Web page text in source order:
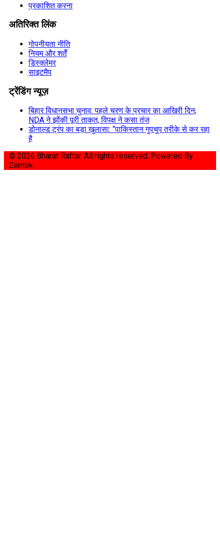
प्रकाशित करना
अतिरिक्त लिंक
गोपनीयता नीति
नियम और शर्तें
डिस्क्लेमर
साइटमैप
ट्रेंडिंग न्यूज़
बिहार विधानसभा चुनाव: पहले चरण के प्रचार का आखिरी दिन,
NDA ने झोंकी पूरी ताकत, विपक्ष ने कसा तंज
डोनाल्ड ट्रंप का बड़ा खुलासा: “पाकिस्तान गुपचुप तरीके से कर रहा
है
© 2026 Bharat Raftar. All rights reserved. Powered By
Zentek.